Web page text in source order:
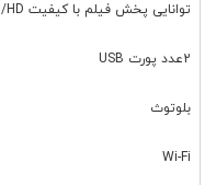
توانایی پخش فیلم با کیفیت FULL HD/HD
2عدد پورت USB
بلوتوث
Wi-Fi